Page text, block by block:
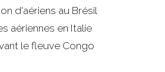
d'aériens au Brésil
aériennes en Italie
le fleuve Congo